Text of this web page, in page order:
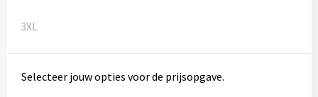
3XL
Selecteer jouw opties voor de prijsopgave.